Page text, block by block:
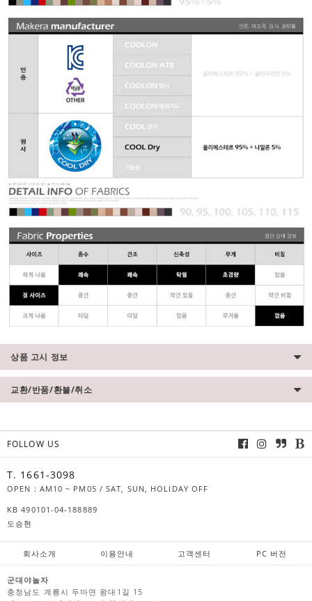
상품 고시 정보
교환/반품/환불/취소
FOLLOW US
T. 1661-3098
OPEN : AM10 ~ PM05 / SAT, SUN, HOLIDAY OFF
KB 490101-04-188889
도승현
회사소개 이용안내 고객센터 PC 버전
군대야놀자
충청남도 계룡시 두마면 왕대1길 15